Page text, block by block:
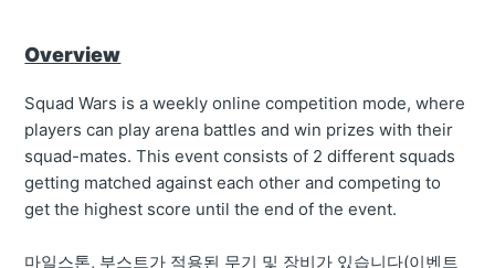
Overview
Squad Wars is a weekly online competition mode, where
players can play arena battles and win prizes with their
squad-mates. This event consists of 2 different squads
getting matched against each other and competing to
get the highest score until the end of the event.
마일스톤, 부스트가 적용된 무기 및 장비가 있습니다(이벤트